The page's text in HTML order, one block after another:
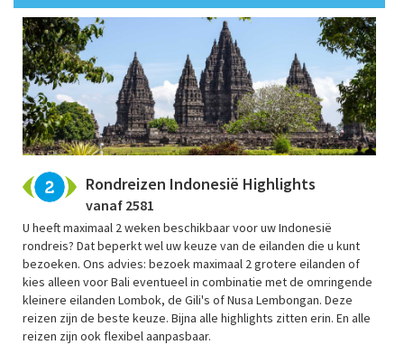
Rondreizen Indonesië Highlights
vanaf 2581
U heeft maximaal 2 weken beschikbaar voor uw Indonesië
rondreis? Dat beperkt wel uw keuze van de eilanden die u kunt
bezoeken. Ons advies: bezoek maximaal 2 grotere eilanden of
kies alleen voor Bali eventueel in combinatie met de omringende
kleinere eilanden Lombok, de Gili's of Nusa Lembongan. Deze
reizen zijn de beste keuze. Bijna alle highlights zitten erin. En alle
reizen zijn ook flexibel aanpasbaar.